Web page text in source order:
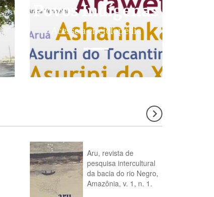
Povos Indígenas
Acesse a enciclopédia
Aru, revista de
pesquisa intercultural
da bacia do rio Negro,
Amazônia, v. 1, n. 1.